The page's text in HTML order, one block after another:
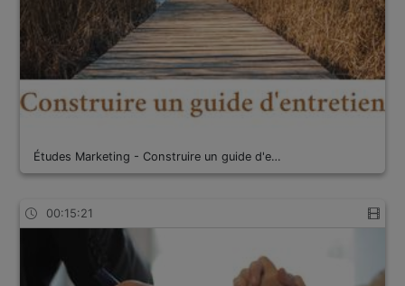
Études Marketing - Construire un guide d'e…
00:15:21